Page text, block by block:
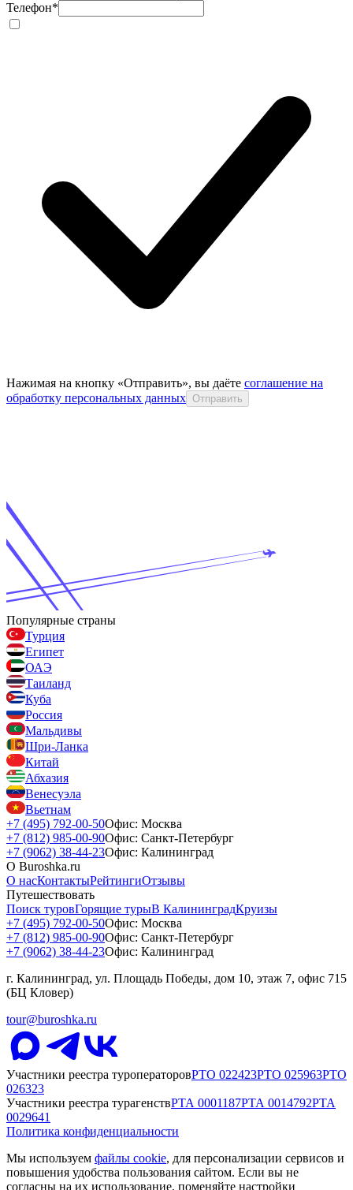
Телефон*
Нажимая на кнопку «Отправить», вы даёте соглашение на
обработку персональных данных Отправить
Популярные страны
Турция
Египет
ОАЭ
Таиланд
Куба
Россия
Мальдивы
Шри-Ланка
Китай
Абхазия
Венесуэла
Вьетнам
+7 (495) 792-00-50Офис: Москва
+7 (812) 985-00-90Офис: Санкт-Петербург
+7 (9062) 38-44-23Офис: Калининград
О Buroshka.ru
О насКонтактыРейтингиОтзывы
Путешествовать
Поиск туровГорящие турыВ КалининградКруизы
+7 (495) 792-00-50Офис: Москва
+7 (812) 985-00-90Офис: Санкт-Петербург
+7 (9062) 38-44-23Офис: Калининград
г. Калининград, ул. Площадь Победы, дом 10, этаж 7, офис 715
(БЦ Кловер)
tour@buroshka.ru
Участники реестра туроператоровРТО 022423РТО 025963РТО
026323
Участники реестра турагенствРТА 0001187РТА 0014792РТА
0029641
Политика конфиденциальности
Мы используем файлы cookie, для персонализации сервисов и
повышения удобства пользования сайтом. Если вы не
согласны на их использование, поменяйте настройки